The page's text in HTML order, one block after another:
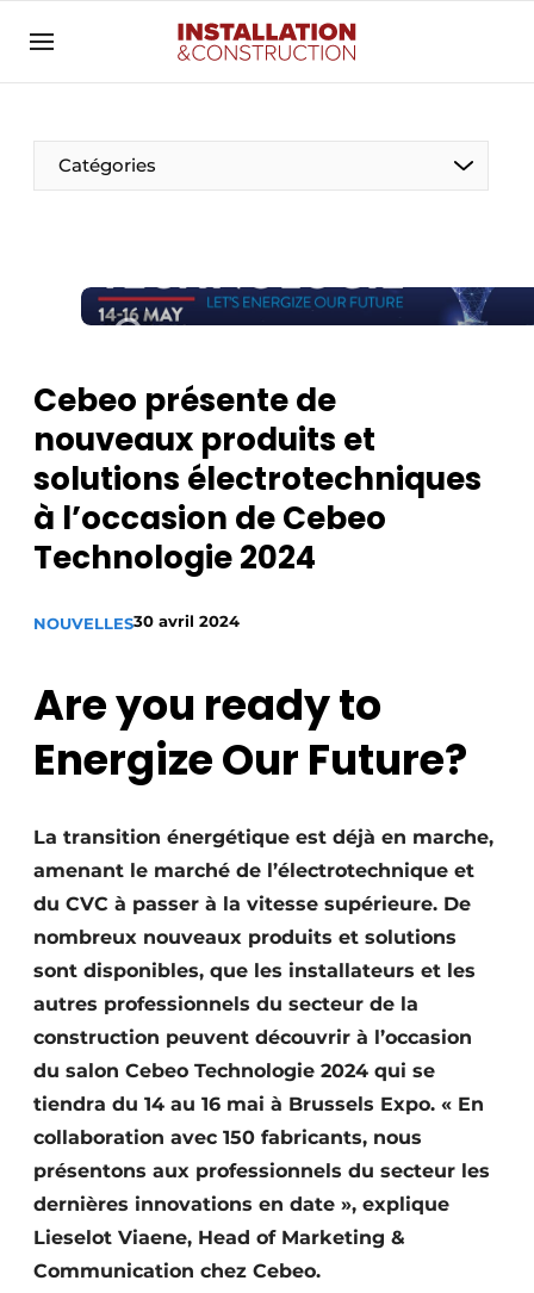
Contact
Contact direct
Entreprises Merci de votre inscription
S’inscrire
Meest gelezen
Newsletter
Podcasts
Privacy / Cookie statement
S’inscrire à l’événement
Catégories
Électricité
Photovoltaïques
Smart homes
Cebeo présente de
nouveaux produits et
solutions électrotechniques
à l’occasion de Cebeo
Technologie 2024
NOUVELLES30 avril 2024
Are you ready to
Energize Our Future?
La transition énergétique est déjà en marche,
amenant le marché de l’électrotechnique et
du CVC à passer à la vitesse supérieure. De
nombreux nouveaux produits et solutions
sont disponibles, que les installateurs et les
autres professionnels du secteur de la
construction peuvent découvrir à l’occasion
du salon Cebeo Technologie 2024 qui se
tiendra du 14 au 16 mai à Brussels Expo. « En
collaboration avec 150 fabricants, nous
présentons aux professionnels du secteur les
dernières innovations en date », explique
Lieselot Viaene, Head of Marketing &
Communication chez Cebeo.